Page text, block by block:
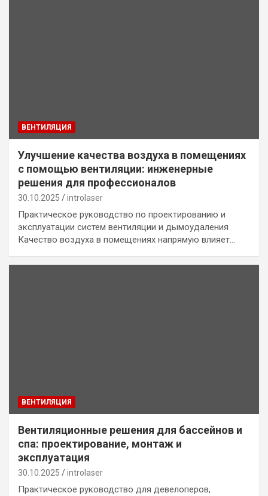
ВЕНТИЛЯЦИЯ
Улучшение качества воздуха в помещениях
с помощью вентиляции: инженерные
решения для профессионалов
30.10.2025 introlaser
Практическое руководство по проектированию и
эксплуатации систем вентиляции и дымоудаления
Качество воздуха в помещениях напрямую влияет…
ВЕНТИЛЯЦИЯ
Вентиляционные решения для бассейнов и
спа: проектирование, монтаж и
эксплуатация
30.10.2025 introlaser
Практическое руководство для девелоперов,